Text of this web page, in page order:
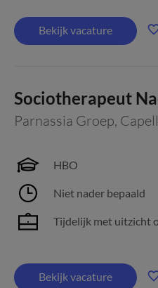
Bekijk vacature
Sociotherapeut
Parnassia Groep,
HBO
Niet nader bepaald
Tijdelijk met uitzicht
Bekijk vacature